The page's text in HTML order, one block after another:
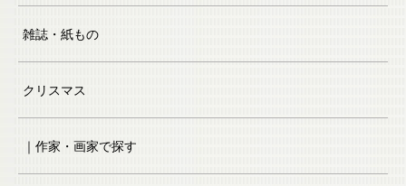
雑誌・紙もの
クリスマス
｜作家・画家で探す